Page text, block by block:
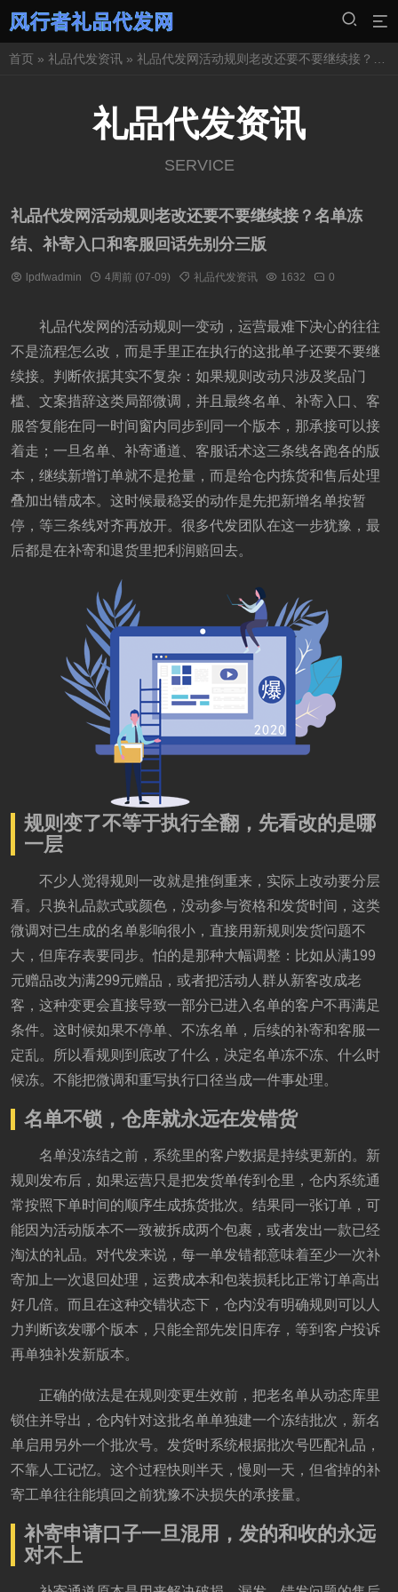
首页 » 礼品代发资讯 » 礼品代发网活动规则老改还要不要继续接？名单冻结、补寄入口和客服回话先别分三版
礼品代发资讯
SERVICE
礼品代发网活动规则老改还要不要继续接？名单冻
结、补寄入口和客服回话先别分三版
lpdfwadmin 4周前 (07-09) 礼品代发资讯 1632 0
礼品代发网的活动规则一变动，运营最难下决心的往往
不是流程怎么改，而是手里正在执行的这批单子还要不要继
续接。判断依据其实不复杂：如果规则改动只涉及奖品门
槛、文案措辞这类局部微调，并且最终名单、补寄入口、客
服答复能在同一时间窗内同步到同一个版本，那承接可以接
着走；一旦名单、补寄通道、客服话术这三条线各跑各的版
本，继续新增订单就不是抢量，而是给仓内拣货和售后处理
叠加出错成本。这时候最稳妥的动作是先把新增名单按暂
停，等三条线对齐再放开。很多代发团队在这一步犹豫，最
后都是在补寄和退货里把利润赔回去。
规则变了不等于执行全翻，先看改的是哪
一层
不少人觉得规则一改就是推倒重来，实际上改动要分层
看。只换礼品款式或颜色，没动参与资格和发货时间，这类
微调对已生成的名单影响很小，直接用新规则发货问题不
大，但库存表要同步。怕的是那种大幅调整：比如从满199
元赠品改为满299元赠品，或者把活动人群从新客改成老
客，这种变更会直接导致一部分已进入名单的客户不再满足
条件。这时候如果不停单、不冻名单，后续的补寄和客服一
定乱。所以看规则到底改了什么，决定名单冻不冻、什么时
候冻。不能把微调和重写执行口径当成一件事处理。
名单不锁，仓库就永远在发错货
名单没冻结之前，系统里的客户数据是持续更新的。新
规则发布后，如果运营只是把发货单传到仓里，仓内系统通
常按照下单时间的顺序生成拣货批次。结果同一张订单，可
能因为活动版本不一致被拆成两个包裹，或者发出一款已经
淘汰的礼品。对代发来说，每一单发错都意味着至少一次补
寄加上一次退回处理，运费成本和包装损耗比正常订单高出
好几倍。而且在这种交错状态下，仓内没有明确规则可以人
力判断该发哪个版本，只能全部先发旧库存，等到客户投诉
再单独补发新版本。
正确的做法是在规则变更生效前，把老名单从动态库里
锁住并导出，仓内针对这批名单单独建一个冻结批次，新名
单启用另外一个批次号。发货时系统根据批次号匹配礼品，
不靠人工记忆。这个过程快则半天，慢则一天，但省掉的补
寄工单往往能填回之前犹豫不决损失的承接量。
补寄申请口子一旦混用，发的和收的永远
对不上